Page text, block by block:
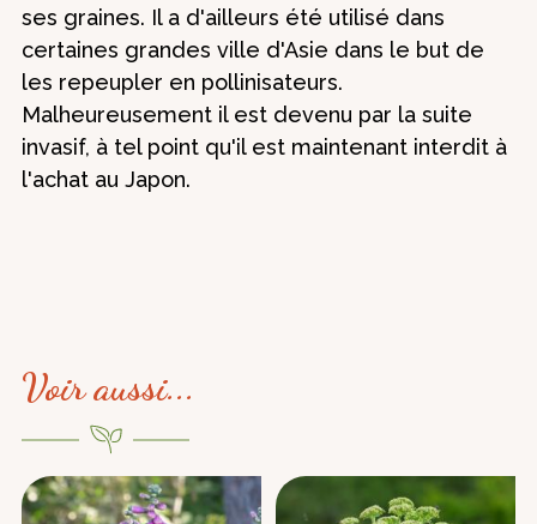
ses graines. Il a d'ailleurs été utilisé dans
certaines grandes ville d'Asie dans le but de
les repeupler en pollinisateurs.
Malheureusement il est devenu par la suite
invasif, à tel point qu'il est maintenant interdit à
l'achat au Japon.
Voir aussi...